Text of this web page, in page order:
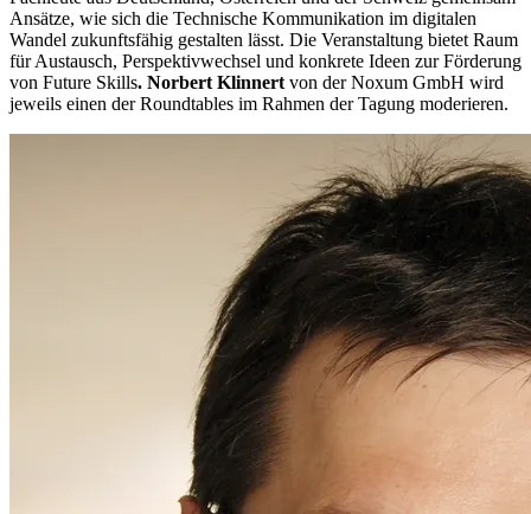
Ansätze, wie sich die Technische Kommunikation im digitalen
Wandel zukunftsfähig gestalten lässt. Die Veranstaltung bietet Raum
für Austausch, Perspektivwechsel und konkrete Ideen zur Förderung
von Future Skills. Norbert Klinnert von der Noxum GmbH wird
jeweils einen der Roundtables im Rahmen der Tagung moderieren.